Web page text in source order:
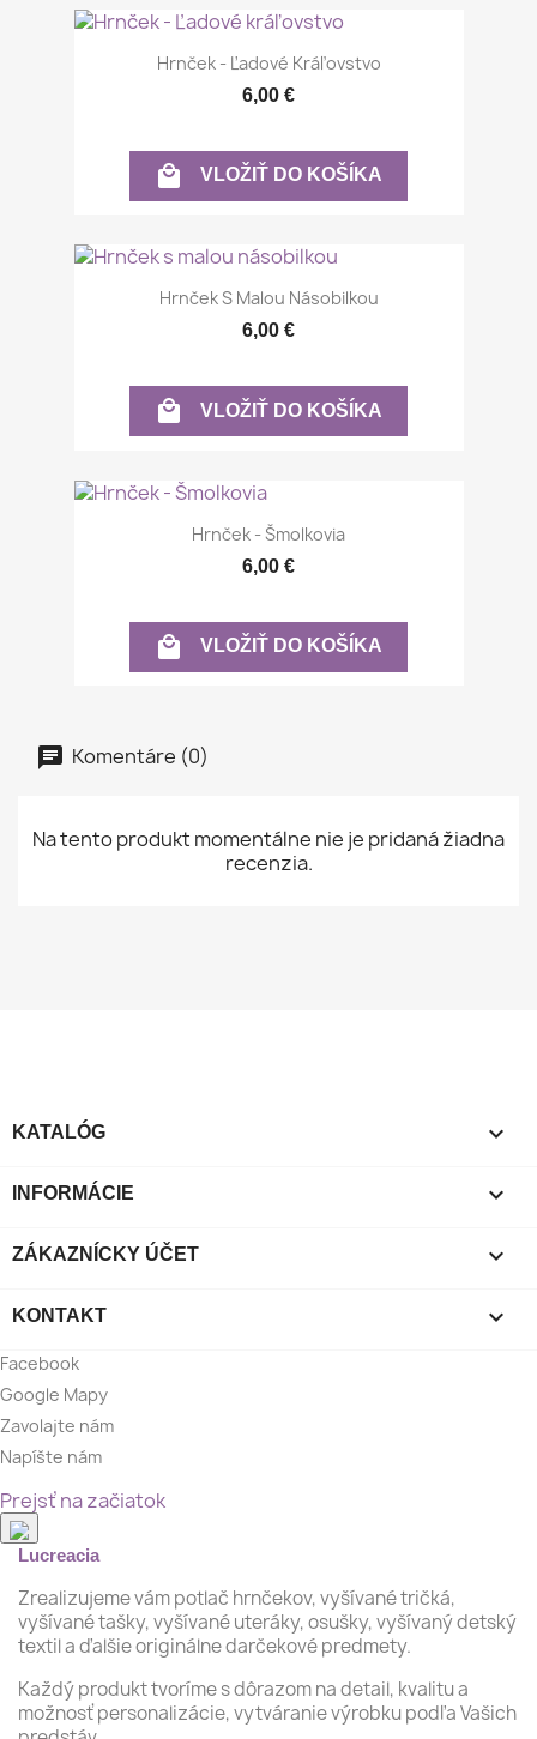
Hrnček - Ľadové Kráľovstvo
6,00 €
 VLOŽIŤ DO KOŠÍKA
Hrnček S Malou Násobilkou
6,00 €
 VLOŽIŤ DO KOŠÍKA
Hrnček - Šmolkovia
6,00 €
 VLOŽIŤ DO KOŠÍKA
Komentáre (0)
Na tento produkt momentálne nie je pridaná žiadna
recenzia.
KATALÓG 
INFORMÁCIE 
ZÁKAZNÍCKY ÚČET 
KONTAKT 
Facebook
Google Mapy
Zavolajte nám
Napíšte nám
Prejsť na začiatok
Lucreacia
Zrealizujeme vám potlač hrnčekov, vyšívané tričká,
vyšívané tašky, vyšívané uteráky, osušky, vyšívaný detský
textil a ďalšie originálne darčekové predmety.
Každý produkt tvoríme s dôrazom na detail, kvalitu a
možnosť personalizácie, vytváranie výrobku podľa Vašich